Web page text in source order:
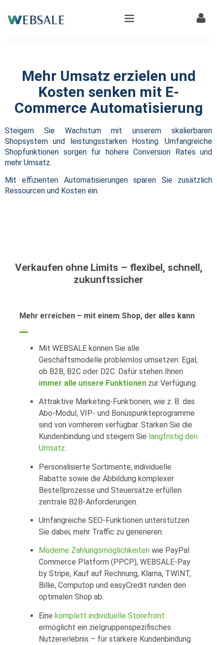
Mehr Umsatz erzielen und
Kosten senken mit E-
Commerce Automatisierung
Steigern Sie Wachstum mit unserem skalierbaren
Shopsystem und leistungsstarken Hosting. Umfangreiche
Shopfunktionen sorgen für höhere Conversion Rates und
mehr Umsatz.
Mit effizienten Automatisierungen sparen Sie zusätzlich
Ressourcen und Kosten ein.
Verkaufen ohne Limits – flexibel, schnell,
zukunftssicher
Mehr erreichen – mit einem Shop, der alles kann
Mit WEBSALE können Sie alle
Geschäftsmodelle problemlos umsetzen: Egal,
ob B2B, B2C oder D2C. Dafür stehen Ihnen
immer alle unsere Funktionen zur Verfügung.
Attraktive Marketing-Funktionen, wie z. B. das
Abo-Modul, VIP- und Bonuspunkteprogramme
sind von vornherein verfügbar. Stärken Sie die
Kundenbindung und steigern Sie langfristig den
Umsatz.
Personalisierte Sortimente, individuelle
Rabatte sowie die Abbildung komplexer
Bestellprozesse und Steuersätze erfüllen
zentrale B2B-Anforderungen.
Umfangreiche SEO-Funktionen unterstützen
Sie dabei, mehr Traffic zu generieren.
Moderne Zahlungsmöglichkeiten wie PayPal
Commerce Platform (PPCP), WEBSALE-Pay
by Stripe, Kauf auf Rechnung, Klarna, TWINT,
Billie, Computop und easyCredit runden den
optimalen Shop ab.
Eine komplett individuelle Storefront
ermöglicht ein zielgruppenspezifisches
Nutzererlebnis – für stärkere Kundenbindung